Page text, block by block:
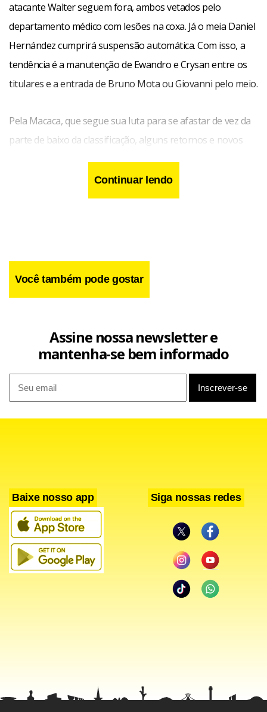
atacante Walter seguem fora, ambos vetados pelo
departamento médico com lesões na coxa. Já o meia Daniel
Hernández cumprirá suspensão automática. Com isso, a
tendência é a manutenção de Ewandro e Crysan entre os
titulares e a entrada de Bruno Mota ou Giovanni pelo meio.
Pela Macaca, que segue sua luta para se afastar de vez da
parte de baixo da classificação, alguns retornos e novos
desfalques. Josimar deve continuar vetado, mas Chaves,
Gilson, Biro Biro, recuperados, e Diego Oliveira, livre de
punição após ser julgado pelo Superior Tribunal de Justiça
Se vencer, a Ponte ultrapassa o adversário e deve respirar
aliviado após chegar a rodear a zona de rebaixamento. Por
outro lado, caso isso ocorra, a crise deve se estabelecer de
vez na Baixada e, mesmo com o tom sereno do técnico
rubro-negro em relação ao assunto demissão, sua
FICHA TÉCNICA
Continuar lendo
Você também pode gostar
Assine nossa newsletter e
mantenha-se bem informado
Baixe nosso app Siga nossas redes